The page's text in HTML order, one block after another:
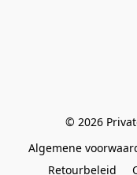
© 2026
Algemene
Retourbeleid